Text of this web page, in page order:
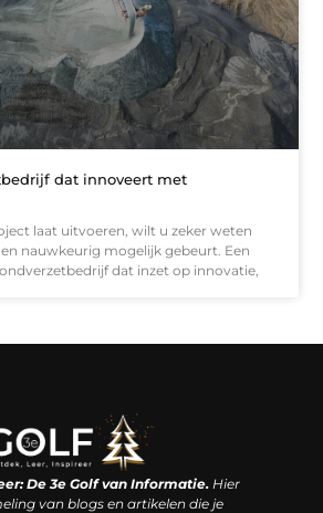
dat innoveert met
laat uitvoeren, wilt u zeker weten
nauwkeurig mogelijk gebeurt. Een
dat inzet op innovatie,
De 3e Golf van Informatie.Hier
van blogs en artikelen die je